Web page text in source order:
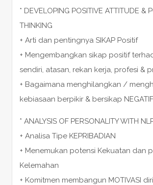
* DEVELOPING POSITIVE ATTITUDE &
THINKING
+ Arti dan pentingnya SIKAP Positif
+ Mengembangkan sikap positif
sendiri, atasan, rekan kerja, profesi &
+ Bagaimana menghilangkan /
kebiasaan berpikir & bersikap NEGATIF
* ANALYSIS OF PERSONALITY WITH
+ Analisa Tipe KEPRIBADIAN
+ Menemukan potensi Kekuatan dan
Kelemahan
+ Komitmen membangun MOTIVASI diri